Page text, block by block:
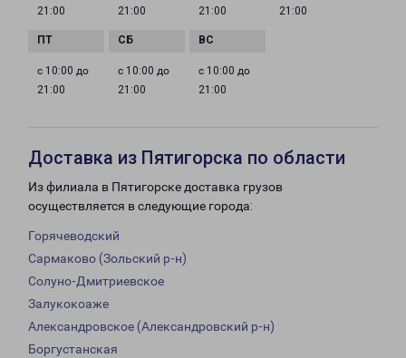
21:00
21:00
21:00
21:00
с 10:00 до
21:00
с 10:00 до
21:00
с 10:00 до
21:00
Доставка из Пятигорска по области
Из филиала в Пятигорске доставка грузов
осуществляется в следующие города:
Горячеводский
Сармаково (Зольский р-н)
Солуно-Дмитриевское
Залукокоаже
Александровское (Александровский р-н)
Боргустанская